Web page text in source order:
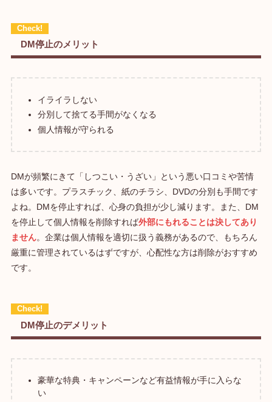
DM停止のメリット
イライラしない
分別して捨てる手間がなくなる
個人情報が守られる
DMが頻繁にきて「しつこい・うざい」という悪い口コミや苦情
は多いです。プラスチック、紙のチラシ、DVDの分別も手間です
よね。DMを停止すれば、心身の負担が少し減ります。また、DM
を停止して個人情報を削除すれば外部にもれることは決してあり
ません。企業は個人情報を適切に扱う義務があるので、もちろん
厳重に管理されているはずですが、心配性な方は削除がおすすめ
です。
DM停止のデメリット
豪華な特典・キャンペーンなど有益情報が手に入らな
い